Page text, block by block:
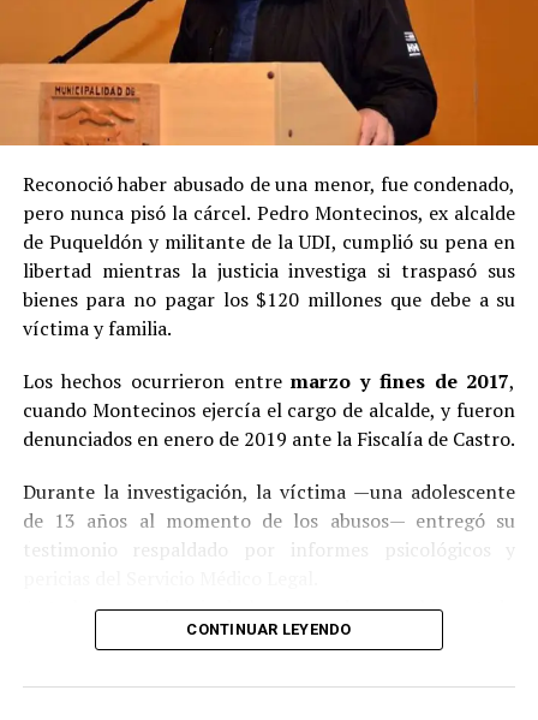
Reconoció haber abusado de una menor, fue condenado,
pero nunca pisó la cárcel. Pedro Montecinos, ex alcalde
de Puqueldón y militante de la UDI, cumplió su pena en
libertad mientras la justicia investiga si traspasó sus
bienes para no pagar los $120 millones que debe a su
víctima y familia.
Los hechos ocurrieron entremarzo y fines de 2017,
cuando Montecinos ejercía el cargo de alcalde, y fueron
denunciados en enero de 2019 ante la Fiscalía de Castro.
Durante la investigación, la víctima —una adolescente
de 13 años al momento de los abusos— entregó su
testimonio respaldado por informes psicológicos y
Ante la contundencia de los antecedentes, el imputado
aceptó los cargosen un procedimiento abreviado,
CONTINUAR LEYENDO